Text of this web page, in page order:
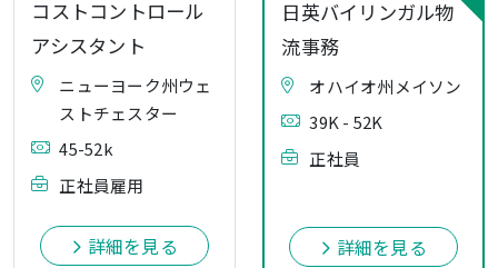
コストコントロール
アシスタント
ニューヨーク州ウェ
ストチェスター
45-52k
正社員雇用
詳細を見る
日英バイリンガル物
流事務
オハイオ州メイソン
39K - 52K
正社員
詳細を見る